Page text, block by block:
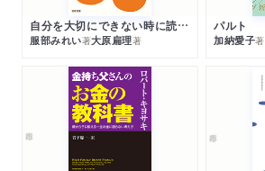
自分を大切にできない時に読む本
服部みれい著大原扁理著
パルト
加納愛子著